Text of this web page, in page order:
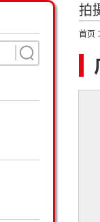
拍
首页